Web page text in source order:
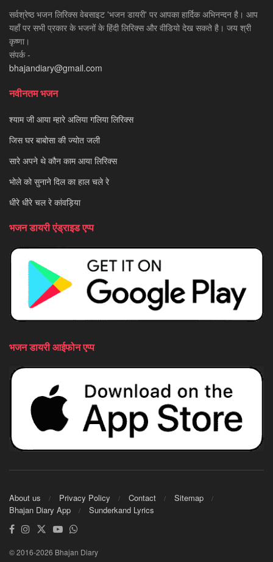
सर्वश्रेष्ठ भजन लिरिक्स वेबसाइट 'भजन डायरी' पर आपका हार्दिक अभिनन्दन है। आप
यहाँ पर सभी प्रकार के भजनों के हिंदी लिरिक्स और वीडियो देख सकते है। जय श्री
कृष्णा।
संपर्क -
bhajandiary@gmail.com
नवीनतम भजन
श्याम जी आया म्हारे अलिया गलिया लिरिक्स
जिस घर बाबोसा की ज्योत जली
सारे अपने थे कौन काम आया लिरिक्स
भोले को सुनाने दिल का हाल चले रे
धीरे धीरे चल रे कांवड़िया
भजन डायरी एंड्राइड एप्प
भजन डायरी आईफोन एप्प
About us Privacy Policy Contact
Sitemap
Bhajan Diary App
Sunderkand Lyrics
© 2016-2026 Bhajan Diary